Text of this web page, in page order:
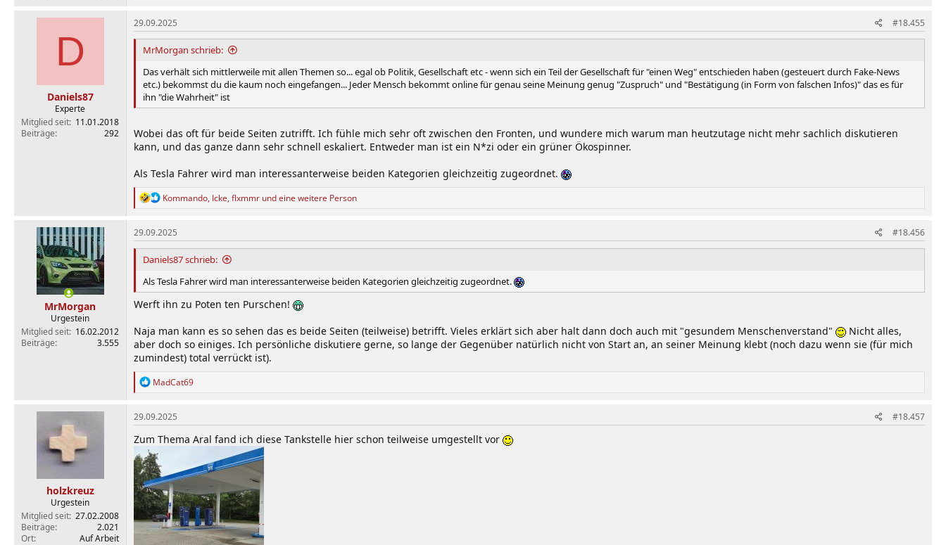
k
t
i
o
e
n
:
D
Daniels87
Experte
Mitglied seit 11.01.2018
Beiträge
292
29.09.2025 #18.455
MrMorgan schrieb:
Das verhält sich mittlerweile mit allen Themen so... egal ob Politik, Gesellschaft etc - wenn sich ein Teil der Gesellschaft für "einen Weg" entschieden haben (gesteuert durch Fake-News
etc.) bekommst du die kaum noch eingefangen... Jeder Mensch bekommt online für genau seine Meinung genug "Zuspruch" und "Bestätigung (in Form von falschen Infos)" das es für
ihn "die Wahrheit" ist
Wobei das oft für beide Seiten zutrifft. Ich fühle mich sehr oft zwischen den Fronten, und wundere mich warum man heutzutage nicht mehr sachlich diskutieren
kann, und das ganze dann sehr schnell eskaliert. Entweder man ist ein N*zi oder ein grüner Ökospinner.
Als Tesla Fahrer wird man interessanterweise beiden Kategorien gleichzeitig zugeordnet.
R
k
t
i
o
e
n
:
Kommando, Icke, flxmmr und eine weitere Person
MrMorgan
Urgestein
Mitglied seit 16.02.2012
Beiträge
3.555
29.09.2025 #18.456
Daniels87 schrieb:
Als Tesla Fahrer wird man interessanterweise beiden Kategorien gleichzeitig zugeordnet.
Werft ihn zu Poten ten Purschen!
Naja man kann es so sehen das es beide Seiten (teilweise) betrifft. Vieles erklärt sich aber halt dann doch auch mit "gesundem Menschenverstand"
Nicht alles,
aber doch so einiges. Ich persönliche diskutiere gerne, so lange der Gegenüber natürlich nicht von Start an, an seiner Meinung klebt (noch dazu wenn sie (für mich
zumindest) total verrückt ist).
R
k
t
i
n
e
n
:
MadCat69
holzkreuz
Urgestein
Mitglied seit 27.02.2008
Beiträge
2.021
Ort
Auf Arbeit
29.09.2025 #18.457
Zum Thema Aral fand ich diese Tankstelle hier schon teilweise umgestellt vor